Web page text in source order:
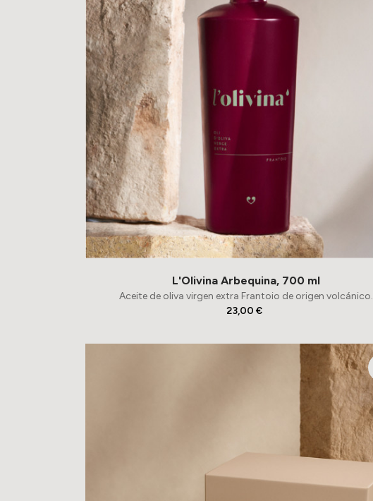
L'Olivina Arbequina, 700 ml
Aceite de oliva virgen extra Frantoio de origen volcánico.
23,00 €